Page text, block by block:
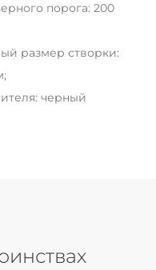
порога: 200
размер створки:
черный